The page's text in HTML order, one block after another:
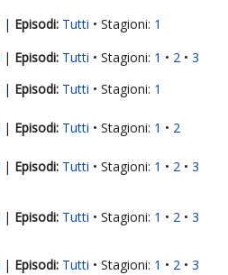
| Tutti Stagioni: 1
| Tutti Stagioni: 1 2
3
| Tutti Stagioni: 1
| Tutti Stagioni: 1 2
| Tutti Stagioni: 1 2
3
| Tutti Stagioni: 1 2
3
| Tutti Stagioni: 1 2
3